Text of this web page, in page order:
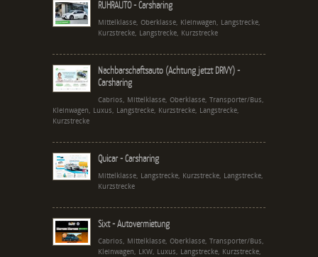
RUHRAUTO - Carsharing
Mittelklasse, Oberklasse, Kleinwagen, Langstrecke,
Kurzstrecke, Langstrecke, Kurzstrecke
Nachbarschaftsauto (Achtung jetzt DRIVY) -
Carsharing
Cabrios, Mittelklasse, Oberklasse, Transporter/Bus,
Kleinwagen, Luxus, Langstrecke, Kurzstrecke, Langstrecke,
Kurzstrecke
Quicar - Carsharing
Mittelklasse, Langstrecke, Kurzstrecke, Langstrecke,
Kurzstrecke
Sixt - Autovermietung
Cabrios, Mittelklasse, Oberklasse, Transporter/Bus,
Kleinwagen, LKW, Luxus, Langstrecke, Kurzstrecke,